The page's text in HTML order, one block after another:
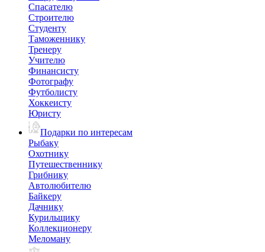
Спасателю
Строителю
Студенту
Таможеннику
Тренеру
Учителю
Финансисту
Фотографу
Футболисту
Хоккеисту
Юристу
Подарки по интересам
Рыбаку
Охотнику
Путешественнику
Грибнику
Автолюбителю
Байкеру
Дачнику
Курильщику
Коллекционеру
Меломану